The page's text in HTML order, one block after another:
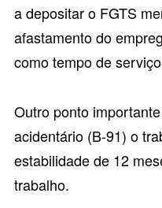
a depositar o FGTS
afastamento do
como tempo de
Outro ponto
acidentário (B-91) o
estabilidade de 12
trabalho.